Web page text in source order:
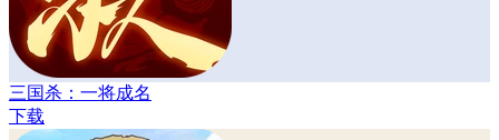
三国杀：一将成名
下载